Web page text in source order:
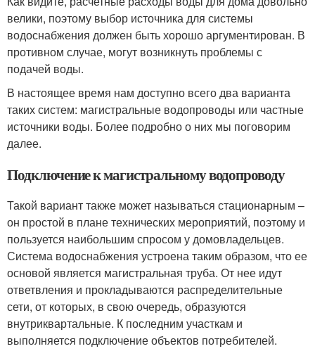
велики, поэтому выбор источника для системы
водоснабжения должен быть хорошо аргументирован. В
противном случае, могут возникнуть проблемы с
подачей воды.
В настоящее время нам доступно всего два варианта
таких систем: магистральные водопроводы или частные
источники воды. Более подробно о них мы поговорим
далее.
Подключение к магистральному водопроводу
Такой вариант также может называться стационарным –
он простой в плане технических мероприятий, поэтому и
пользуется наибольшим спросом у домовладельцев.
Система водоснабжения устроена таким образом, что ее
основой является магистральная труба. От нее идут
ответвления и прокладываются распределительные
сети, от которых, в свою очередь, образуются
внутриквартальные. К последним участкам и
выполняется подключение объектов потребителей.